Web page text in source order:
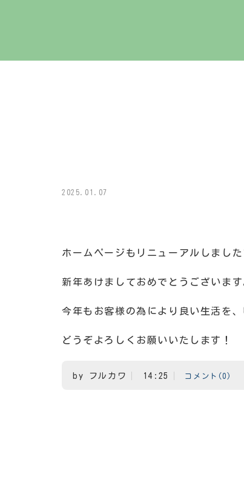
2025.01.07
ホームページもリニューアルしました
新年あけましておめでとうございます
今年もお客様の為により良い生活を
どうぞよろしくお願いいたします！
by フルカワ 14:25 コメント(0)